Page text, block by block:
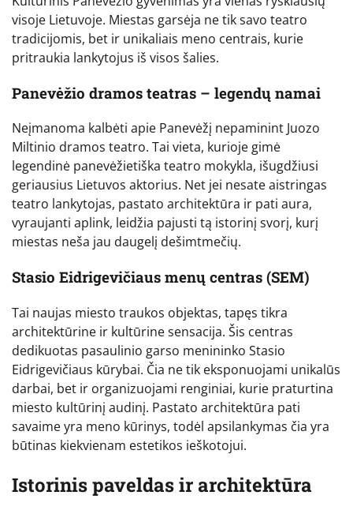
visoje Lietuvoje. Miestas garsėja ne tik savo teatro
tradicijomis, bet ir unikaliais meno centrais, kurie
pritraukia lankytojus iš visos šalies.
Panevėžio dramos teatras – legendų namai
Neįmanoma kalbėti apie Panevėžį nepaminint Juozo
Miltinio dramos teatro. Tai vieta, kurioje gimė
legendinė panevėžietiška teatro mokykla, išugdžiusi
geriausius Lietuvos aktorius. Net jei nesate aistringas
teatro lankytojas, pastato architektūra ir pati aura,
vyraujanti aplink, leidžia pajusti tą istorinį svorį, kurį
miestas neša jau daugelį dešimtmečių.
Stasio Eidrigevičiaus menų centras (SEM)
Tai naujas miesto traukos objektas, tapęs tikra
architektūrine ir kultūrine sensacija. Šis centras
dedikuotas pasaulinio garso menininko Stasio
Eidrigevičiaus kūrybai. Čia ne tik eksponuojami unikalūs
darbai, bet ir organizuojami renginiai, kurie praturtina
miesto kultūrinį audinį. Pastato architektūra pati
savaime yra meno kūrinys, todėl apsilankymas čia yra
būtinas kiekvienam estetikos ieškotojui.
Istorinis paveldas ir architektūra